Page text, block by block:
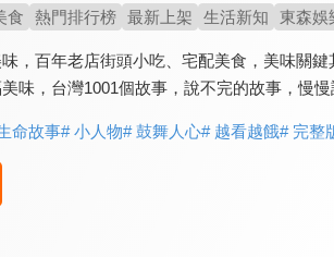
食 熱門排行榜 最新上架 生活新知 東森娛
，百年老店街頭小吃、宅配美食，美味關
味，台灣1001個故事，說不完的故事，慢慢
命故事# 小人物# 鼓舞人心# 越看越餓# 完整